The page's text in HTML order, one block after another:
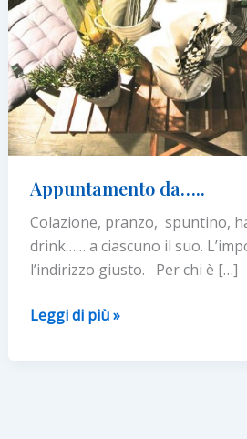
Appuntamento da…..
Colazione, pranzo, spuntino,
drink…… a ciascuno il suo.
l’indirizzo giusto. Per chi è […]
Appuntamento
Leggi di più »